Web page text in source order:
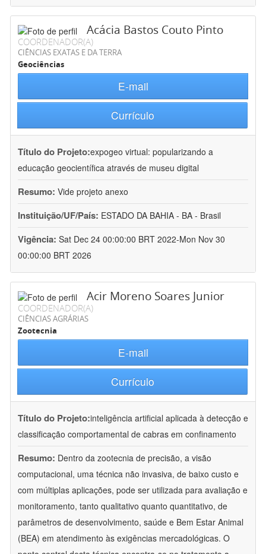
Acácia Bastos Couto Pinto
COORDENADOR(A)
CIÊNCIAS EXATAS E DA TERRA
Geociências
E-mail
Currículo
Título do Projeto:expogeo virtual: popularizando a
educação geocientífica através de museu digital
Resumo: Vide projeto anexo
Instituição/UF/País: ESTADO DA BAHIA - BA - Brasil
Vigência: Sat Dec 24 00:00:00 BRT 2022-Mon Nov 30
00:00:00 BRT 2026
Acir Moreno Soares Junior
COORDENADOR(A)
CIÊNCIAS AGRÁRIAS
Zootecnia
E-mail
Currículo
Título do Projeto:inteligência artificial aplicada à detecção e
classificação comportamental de cabras em confinamento
Resumo: Dentro da zootecnia de precisão, a visão
computacional, uma técnica não invasiva, de baixo custo e
com múltiplas aplicações, pode ser utilizada para avaliação e
monitoramento, tanto qualitativo quanto quantitativo, de
parâmetros de desenvolvimento, saúde e Bem Estar Animal
(BEA) em atendimento às exigências mercadológicas. O